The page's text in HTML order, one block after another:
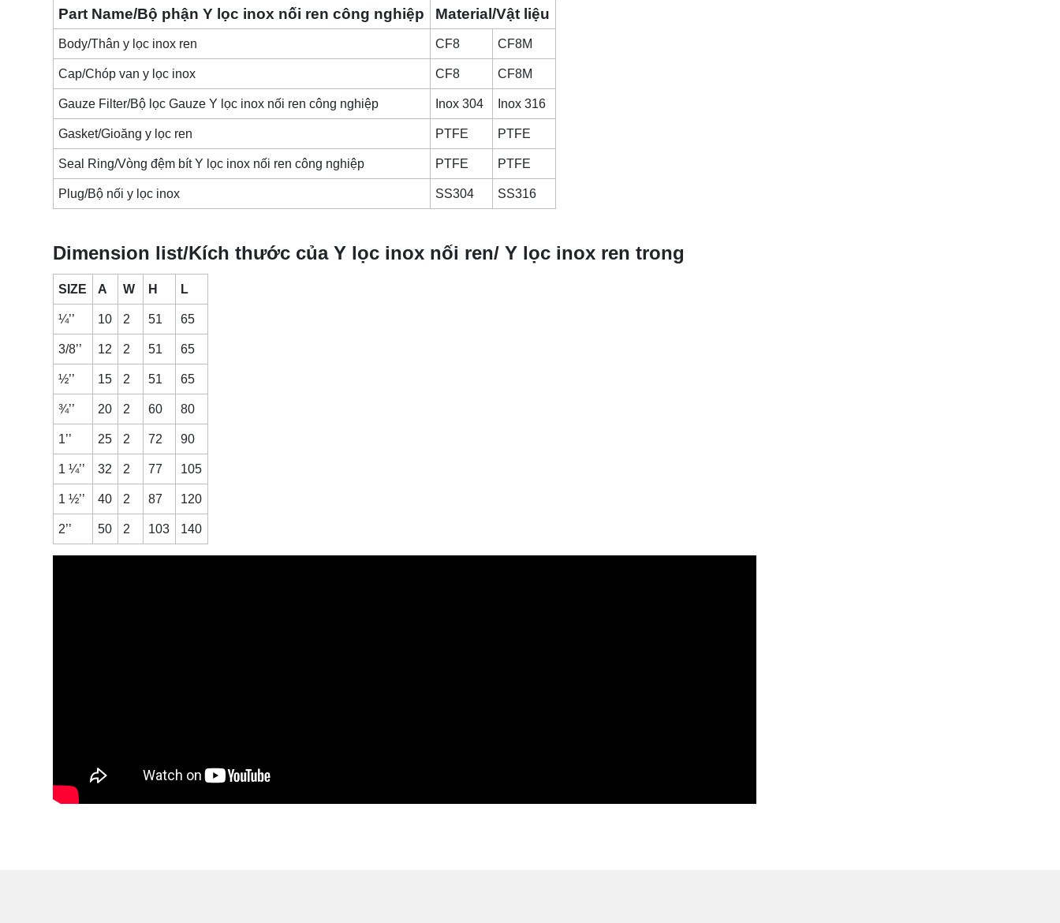
Part Name/Bộ phận Y lọc inox nối ren công nghiệp Material/Vật liệu
Body/Thân y lọc inox ren CF8 CF8M
Cap/Chóp van y lọc inox CF8 CF8M
Gauze Filter/Bộ lọc Gauze Y lọc inox nối ren công nghiệp Inox 304 Inox 316
Gasket/Gioăng y lọc ren PTFE PTFE
Seal Ring/Vòng đệm bít Y lọc inox nối ren công nghiệp PTFE PTFE
Plug/Bộ nối y lọc inox SS304 SS316
Dimension list/Kích thước của Y lọc inox nối ren/ Y lọc inox ren trong
SIZE A W H L
¼’’ 10 2 51 65
3/8’’ 12 2 51 65
½’’ 15 2 51 65
¾’’ 20 2 60 80
1’’ 25 2 72 90
1 ¼’’ 32 2 77 105
1 ½’’ 40 2 87 120
2’’ 50 2 103 140